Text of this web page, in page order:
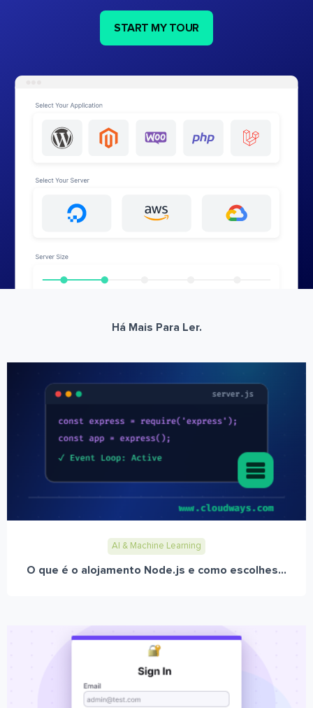
START MY TOUR
Há Mais Para Ler.
AI & Machine Learning
O que é o alojamento Node.js e como escolhes...